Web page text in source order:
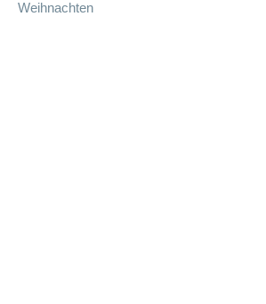
Weihnachten